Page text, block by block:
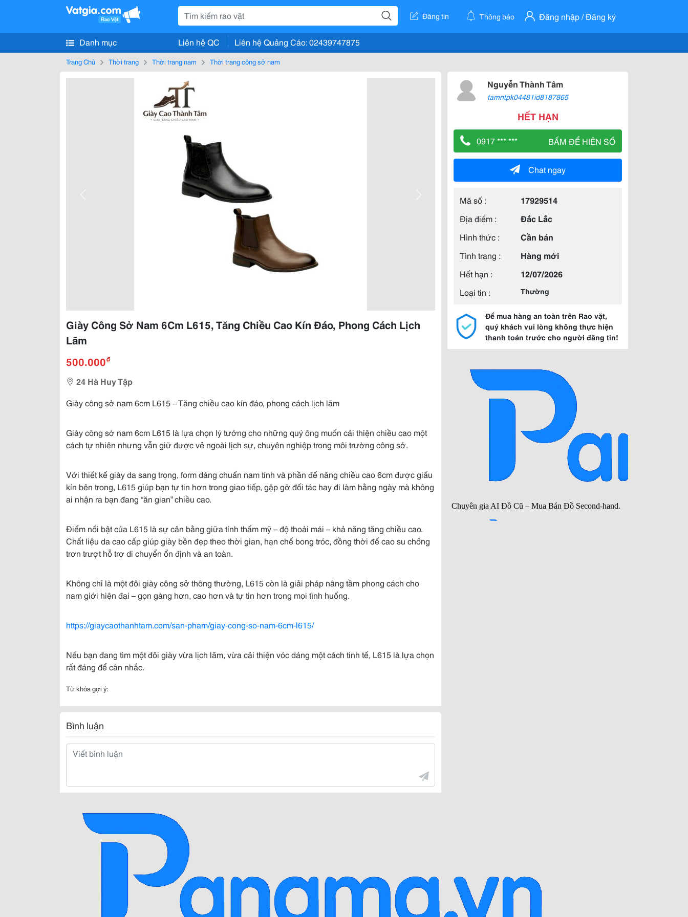
Đăng tin Thông báo Đăng nhập / Đăng ký
Danh mục Liên hệ QC Liên hệ Quảng Cáo: 02439747875
Trang Chủ Thời trang Thời trang nam Thời trang công sở nam
Giày Công Sở Nam 6Cm L615, Tăng Chiều Cao Kín Đáo, Phong Cách Lịch
Lãm
500.000₫
24 Hà Huy Tập
Giày công sở nam 6cm L615 – Tăng chiều cao kín đáo, phong cách lịch lãm
Giày công sở nam 6cm L615 là lựa chọn lý tưởng cho những quý ông muốn cải thiện chiều cao một
cách tự nhiên nhưng vẫn giữ được vẻ ngoài lịch sự, chuyên nghiệp trong môi trường công sở.
Với thiết kế giày da sang trọng, form dáng chuẩn nam tính và phần đế nâng chiều cao 6cm được giấu
kín bên trong, L615 giúp bạn tự tin hơn trong giao tiếp, gặp gỡ đối tác hay đi làm hằng ngày mà không
ai nhận ra bạn đang “ăn gian” chiều cao.
Điểm nổi bật của L615 là sự cân bằng giữa tính thẩm mỹ – độ thoải mái – khả năng tăng chiều cao.
Chất liệu da cao cấp giúp giày bền đẹp theo thời gian, hạn chế bong tróc, đồng thời đế cao su chống
trơn trượt hỗ trợ di chuyển ổn định và an toàn.
Không chỉ là một đôi giày công sở thông thường, L615 còn là giải pháp nâng tầm phong cách cho
nam giới hiện đại – gọn gàng hơn, cao hơn và tự tin hơn trong mọi tình huống.
https://giaycaothanhtam.com/san-pham/giay-cong-so-nam-6cm-l615/
Nếu bạn đang tìm một đôi giày vừa lịch lãm, vừa cải thiện vóc dáng một cách tinh tế, L615 là lựa chọn
rất đáng để cân nhắc.
Từ khóa gợi ý:
Bình luận
Nguyễn Thành Tâm
tamntpk04481id8187865
HẾT HẠN
0917 *** *** BẤM ĐỂ HIỆN SỐ
Chat ngay
Mã số :
17929514
Địa điểm :
Đắc Lắc
Hình thức :
Cần bán
Tình trạng :
Hàng mới
Hết hạn :
12/07/2026
Loại tin :
Thường
Để mua hàng an toàn trên Rao vặt,
quý khách vui lòng không thực hiện
thanh toán trước cho người đăng tin!